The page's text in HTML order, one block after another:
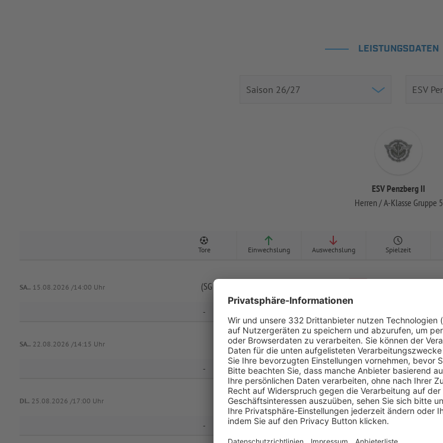
LEISTUNGSDATEN
ESV Penzberg II
Herren / A-Klasse Gruppe 5
Tore Einwechslung Auswechslung Spielzeit
SA.. 15.08.2026 /14:00 Uhr (SG 2) TSV Schäftlarn /
-
SA.. 22.08.2026 /14:15 Uhr ESV Penzberg II -:-
- - - -
DI.. 25.08.2026 /17:00 Uhr ESV Penzberg II -:-
- - -